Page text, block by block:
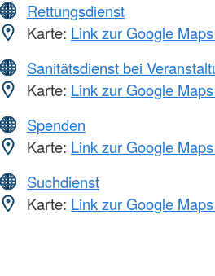
Rettungsdienst
Karte: Link zur Google
Sanitätsdienst bei
Karte: Link zur Google
Spenden
Karte: Link zur Google
Suchdienst
Karte: Link zur Google